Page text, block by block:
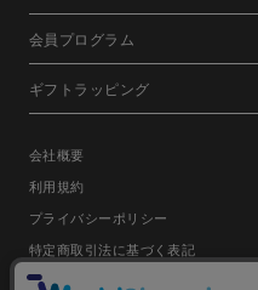
会員プログラム
ギフトラッピング
会社概要
利用規約
プライバシーポリシー
特定商取引法に基づく表記